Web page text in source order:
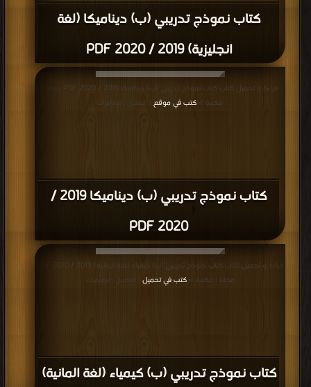
كتاب نموذج تدريبي (ب) ديناميكا (لغة
انجليزية) 2019 / 2020 PDF
كتاب نموذج تدريبي (ب) ديناميكا 2019 /
2020 PDF
قراءة و تحميل كتاب كتاب نموذج تدريبي (ب) ديناميكا 2019 / 2020 PDF مجانا |
مكتبة > كتب في موقع | التحميل : مرة/مرات
كتاب نموذج تدريبي (ب) كيمياء (لغة المانية)
مجانا | مكتبة >كتب في تحميل | التحميل : مرة/مرات